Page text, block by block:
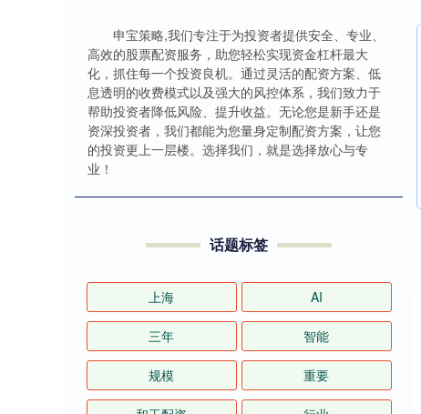
申宝策略,我们专注于为投资者提供安全、专业、
高效的股票配资服务，助您轻松实现资金杠杆最大
化，抓住每一个投资良机。通过灵活的配资方案、低
息透明的收费模式以及强大的风控体系，我们致力于
帮助投资者降低风险、提升收益。无论您是新手还是
资深投资者，我们都能为您量身定制配资方案，让您
的投资更上一层楼。选择我们，就是选择放心与专
业！
话题标签
上海 AI
三年 智能
规模 重要